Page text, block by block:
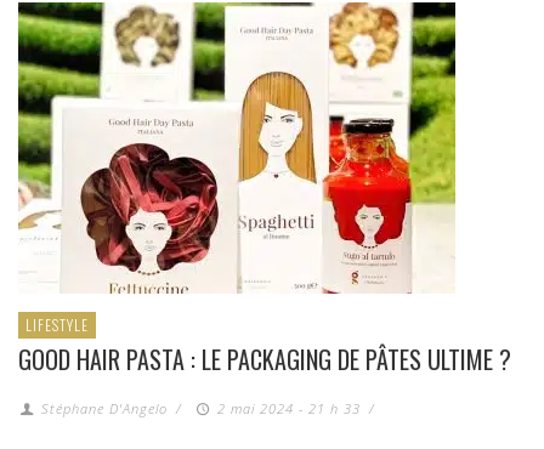
LIFESTYLE
GOOD HAIR PASTA : LE PACKAGING DE PÂTES ULTIME ?
Stéphane D'Angelo / 2 mai 2024 - 21 h 33 /